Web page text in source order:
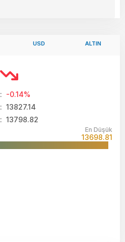
USD ALTIN
: -0.14%
: 13827.14
: 13798.82
En Düşük
13698.81